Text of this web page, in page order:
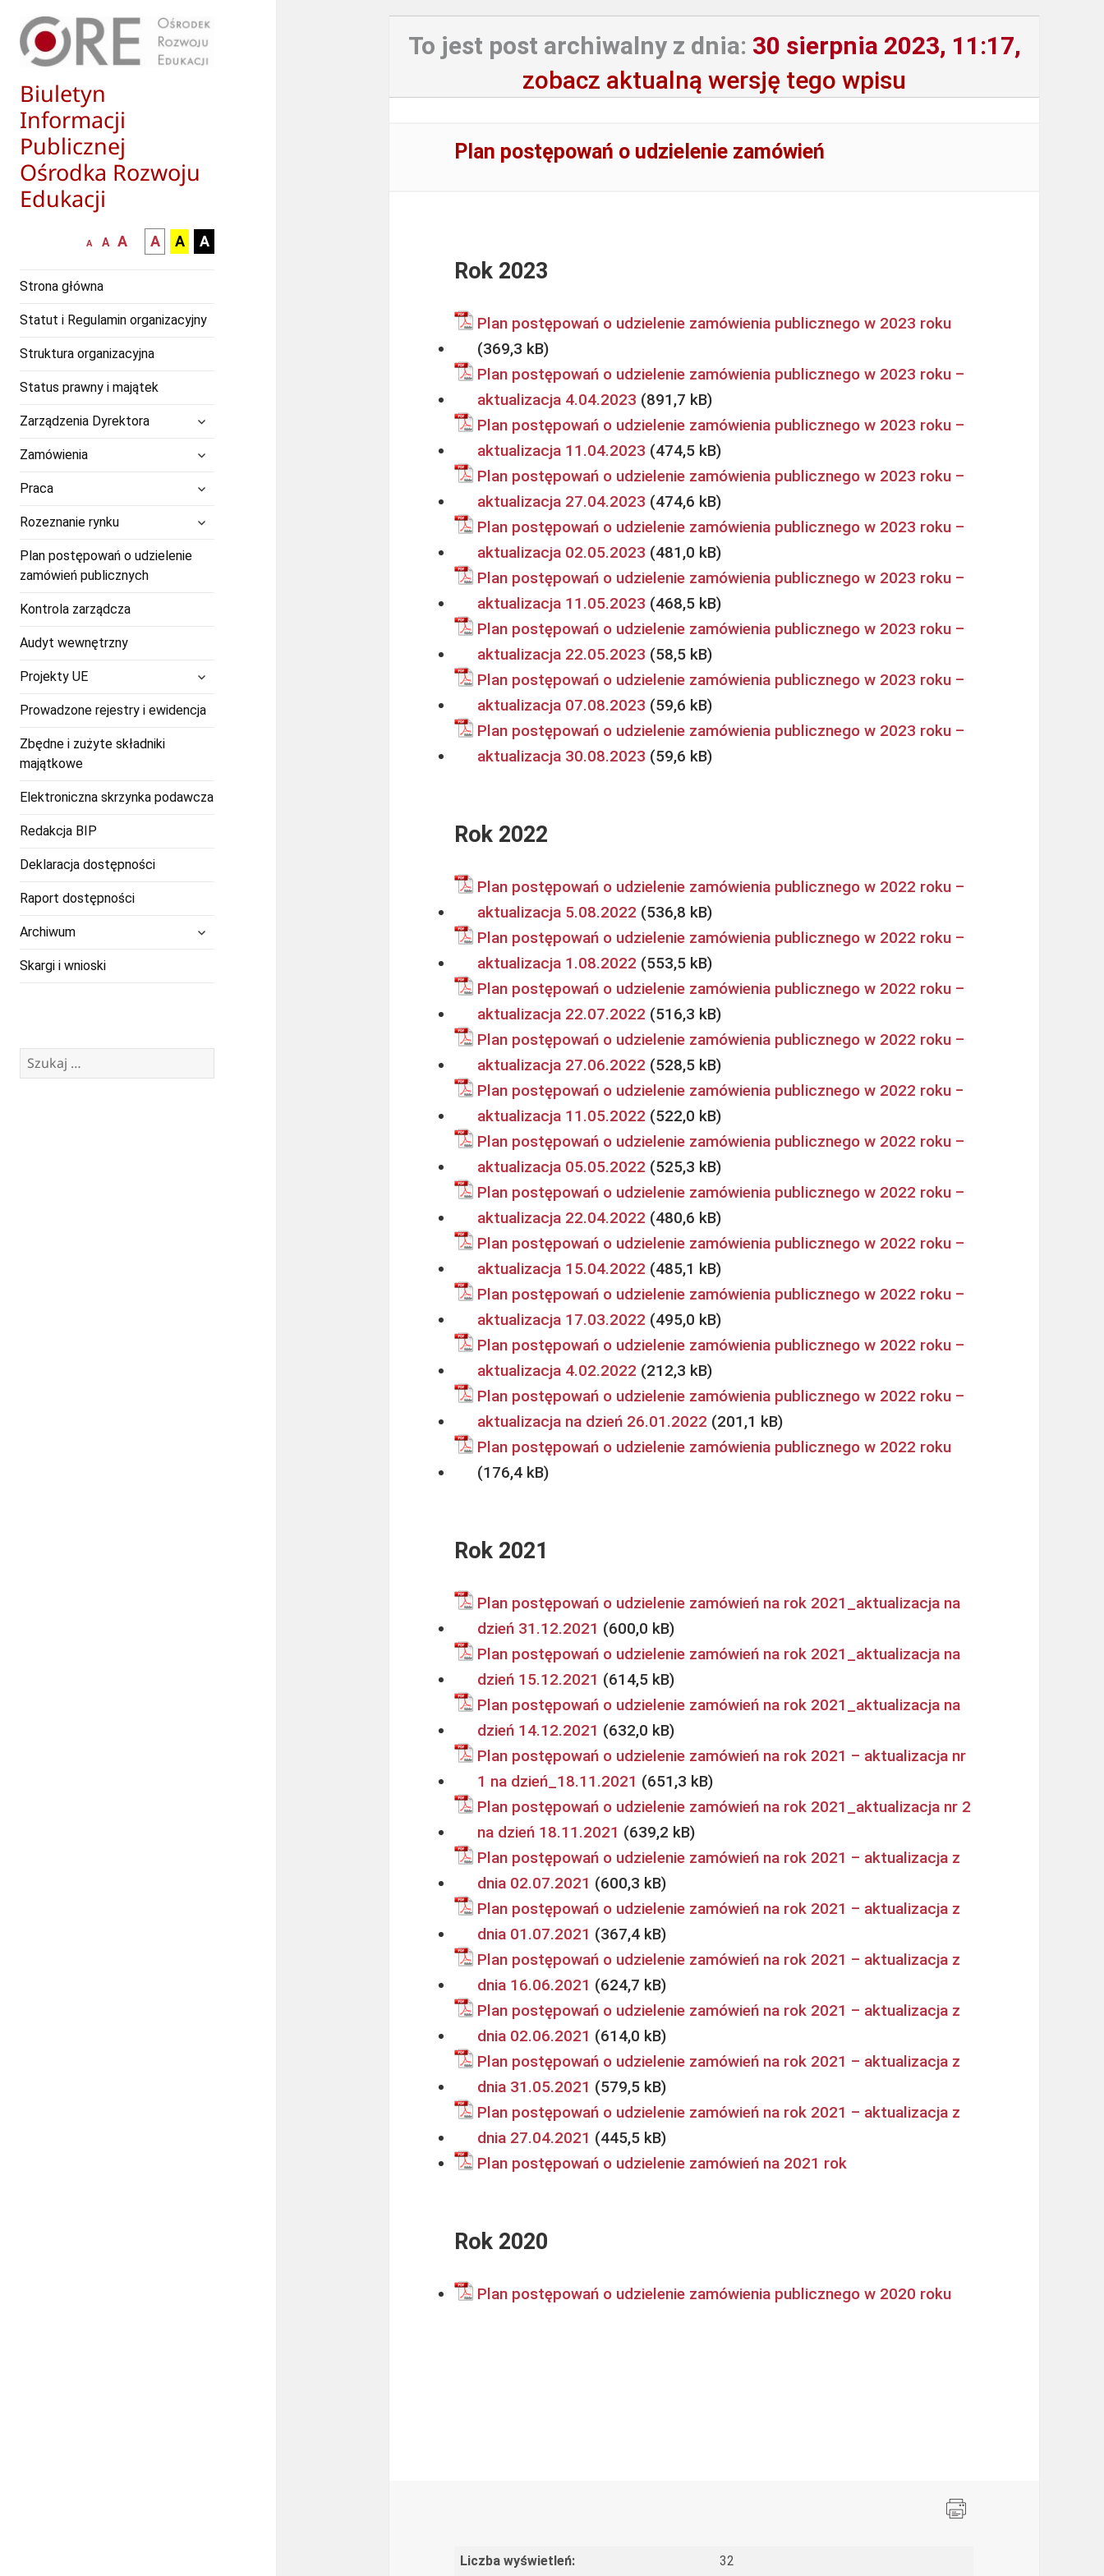
Biuletyn
Informacji
Publicznej
Ośrodka Rozwoju
Edukacji
mniejsza
A
normalna
A
większa-
czcionka
A
kontrast
czarny
białym
A
kontrast
czarny
zółtym
A
kontrast
żółty
A
Strona główna
Statut i Regulamin organizacyjny
Struktura organizacyjna
Status prawny i majątek
Zarządzenia Dyrektora
rozwiń
menu
Zamówienia
Praca
Rozeznanie rynkurozwiń
menu
potomne
Plan postępowań o udzielenie
zamówień publicznych
Kontrola zarządcza
Audyt wewnętrzny
Projekty UE
potomne
Prowadzone rejestry i ewidencja
Zbędne i zużyte składniki
majątkowe
Elektroniczna skrzynka podawcza
Redakcja BIP
Deklaracja dostępności
Raport dostępności
Archiwum
Skargi i wnioski
Szukaj:
To jest post archiwalny z dnia: 30 sierpnia 2023, 11:17,
zobacz aktualną wersję tego wpisu
Plan postępowań o udzielenie zamówień
Rok 2023
Plan postępowań o udzielenie zamówienia publicznego w 2023 roku
Plan postępowań o udzielenie zamówienia publicznego w 2023 roku –
aktualizacja 4.04.2023
Plan postępowań o udzielenie zamówienia publicznego w 2023 roku –
aktualizacja 11.04.2023
Plan postępowań o udzielenie zamówienia publicznego w 2023 roku –
aktualizacja 27.04.2023
Plan postępowań o udzielenie zamówienia publicznego w 2023 roku –
aktualizacja 02.05.2023
Plan postępowań o udzielenie zamówienia publicznego w 2023 roku –
aktualizacja 11.05.2023
Plan postępowań o udzielenie zamówienia publicznego w 2023 roku –
aktualizacja 22.05.2023
Plan postępowań o udzielenie zamówienia publicznego w 2023 roku –
aktualizacja 07.08.2023
Plan postępowań o udzielenie zamówienia publicznego w 2023 roku –
aktualizacja 30.08.2023
Rok 2022
Plan postępowań o udzielenie zamówienia publicznego w 2022 roku –
aktualizacja 5.08.2022
Plan postępowań o udzielenie zamówienia publicznego w 2022 roku –
aktualizacja 1.08.2022
Plan postępowań o udzielenie zamówienia publicznego w 2022 roku –
aktualizacja 22.07.2022
Plan postępowań o udzielenie zamówienia publicznego w 2022 roku –
aktualizacja 27.06.2022
Plan postępowań o udzielenie zamówienia publicznego w 2022 roku −
aktualizacja 11.05.2022
Plan postępowań o udzielenie zamówienia publicznego w 2022 roku –
aktualizacja 05.05.2022
Plan postępowań o udzielenie zamówienia publicznego w 2022 roku –
aktualizacja 22.04.2022
Plan postępowań o udzielenie zamówienia publicznego w 2022 roku –
aktualizacja 15.04.2022
Plan postępowań o udzielenie zamówienia publicznego w 2022 roku –
aktualizacja 17.03.2022
Plan postępowań o udzielenie zamówienia publicznego w 2022 roku –
aktualizacja 4.02.2022
Plan postępowań o udzielenie zamówienia publicznego w 2022 roku –
aktualizacja na dzień 26.01.2022
Plan postępowań o udzielenie zamówienia publicznego w 2022 roku
Rok 2021
Plan postępowań o udzielenie zamówień na rok 2021_aktualizacja na
dzień 31.12.2021
Plan postępowań o udzielenie zamówień na rok 2021_aktualizacja na
dzień 15.12.2021
Plan postępowań o udzielenie zamówień na rok 2021_aktualizacja na
dzień 14.12.2021
Plan postępowań o udzielenie zamówień na rok 2021 – aktualizacja nr
1 na dzień_18.11.2021
Plan postępowań o udzielenie zamówień na rok 2021_aktualizacja nr 2
na dzień 18.11.2021
Plan postępowań o udzielenie zamówień na rok 2021 – aktualizacja z
dnia 02.07.2021
Plan postępowań o udzielenie zamówień na rok 2021 – aktualizacja z
dnia 01.07.2021
Plan postępowań o udzielenie zamówień na rok 2021 – aktualizacja z
dnia 16.06.2021
Plan postępowań o udzielenie zamówień na rok 2021 – aktualizacja z
dnia 02.06.2021
Plan postępowań o udzielenie zamówień na rok 2021 – aktualizacja z
dnia 31.05.2021
Plan postępowań o udzielenie zamówień na rok 2021 – aktualizacja z
dnia 27.04.2021
Plan postępowań o udzielenie zamówień na 2021 rok
Rok 2020
Plan postępowań o udzielenie zamówienia publicznego w 2020 roku
Liczba wyświetleń: 32